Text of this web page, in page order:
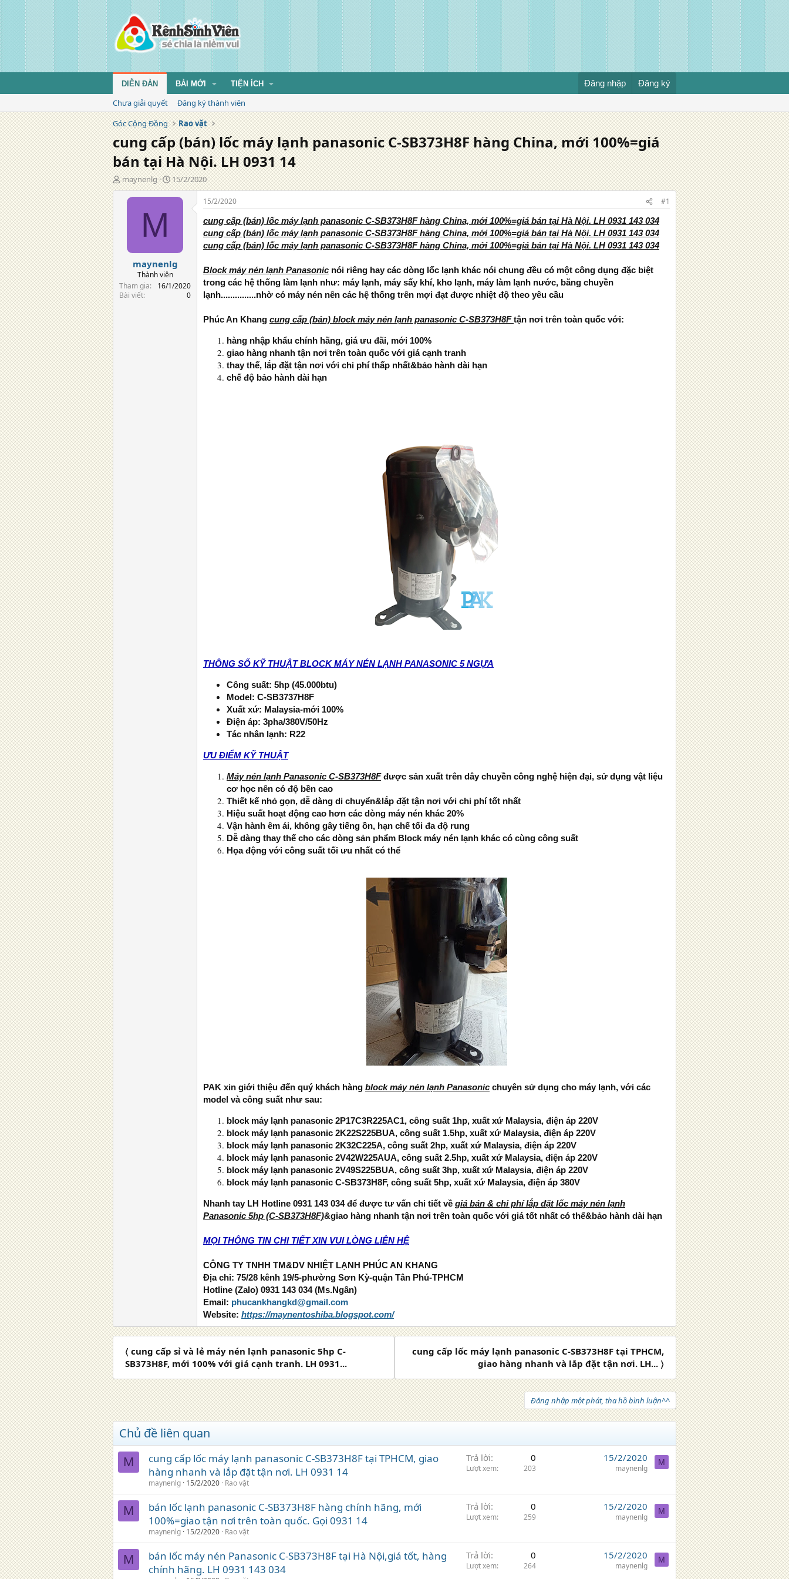
DIỄN ĐÀN BÀI MỚI TIỆN ÍCH Đăng nhập Đăng ký
Chưa giải quyết
Đăng ký thành viên
Góc Cộng Đồng
Rao vặt
cung cấp (bán) lốc máy lạnh panasonic C-SB373H8F hàng China, mới 100%=giá
bán tại Hà Nội. LH 0931 14
T
á
maynenlg
N
g
à
g
15/2/2020
M
maynenlg
Thành viên
Tham gia
16/1/2020
Bài viết
0
15/2/2020
#1
cung cấp (bán) lốc máy lạnh panasonic C-SB373H8F hàng China, mới 100%=giá bán tại Hà Nội. LH 0931 143 034
cung cấp (bán) lốc máy lạnh panasonic C-SB373H8F hàng China, mới 100%=giá bán tại Hà Nội. LH 0931 143 034
cung cấp (bán) lốc máy lạnh panasonic C-SB373H8F hàng China, mới 100%=giá bán tại Hà Nội. LH 0931 143 034
Block máy nén lạnh Panasonic nói riêng hay các dòng lốc lạnh khác nói chung đều có một công dụng đặc biệt
trong các hệ thống làm lạnh như: máy lạnh, máy sấy khí, kho lạnh, máy làm lạnh nước, băng chuyền
lạnh...............nhờ có máy nén nên các hệ thống trên mợi đạt được nhiệt độ theo yêu cầu
Phúc An Khang cung cấp (bán) block máy nén lạnh panasonic C-SB373H8F tận nơi trên toàn quốc với:
hàng nhập khẩu chính hãng, giá ưu đãi, mới 100%
giao hàng nhanh tận nơi trên toàn quốc với giá cạnh tranh
thay thế, lắp đặt tận nơi với chi phí thấp nhất&bảo hành dài hạn
chế độ bảo hành dài hạn
THÔNG SỐ KỸ THUẬT BLOCK MÁY NÉN LẠNH PANASONIC 5 NGỰA
Công suất: 5hp (45.000btu)
Model: C-SB3737H8F
Xuất xứ: Malaysia-mới 100%
Điện áp: 3pha/380V/50Hz
Tác nhân lạnh: R22
ƯU ĐIỂM KỸ THUẬT
Máy nén lạnh Panasonic C-SB373H8Fđược sản xuất trên dây chuyền công nghệ hiện đại, sử dụng vật liệu
cơ học nên có độ bền cao
Thiết kế nhỏ gọn, dễ dàng di chuyển&lắp đặt tận nơi với chi phí tốt nhất
Hiệu suất hoạt động cao hơn các dòng máy nén khác 20%
Vận hành êm ái, không gây tiếng ồn, hạn chế tối đa độ rung
Dễ dàng thay thế cho các dòng sản phẩm Block máy nén lạnh khác có cùng công suất
Họa động với công suất tối ưu nhất có thể
PAK xin giới thiệu đến quý khách hàng block máy nén lạnh Panasonic chuyên sử dụng cho máy lạnh, với các
model và công suất như sau:
block máy lạnh panasonic 2P17C3R225AC1, công suất 1hp, xuất xứ Malaysia, điện áp 220V
block máy lạnh panasonic 2K22S225BUA, công suất 1.5hp, xuất xứ Malaysia, điện áp 220V
block máy lạnh panasonic 2K32C225A, công suất 2hp, xuất xứ Malaysia, điện áp 220V
block máy lạnh panasonic 2V42W225AUA, công suất 2.5hp, xuất xứ Malaysia, điện áp 220V
block máy lạnh panasonic 2V49S225BUA, công suất 3hp, xuất xứ Malaysia, điện áp 220V
block máy lạnh panasonic C-SB373H8F, công suất 5hp, xuất xứ Malaysia, điện áp 380V
Nhanh tay LH Hotline 0931 143 034 để được tư vấn chi tiết về giá bán & chi phí lắp đặt lốc máy nén lạnh
Panasonic 5hp (C-SB373H8F)&giao hàng nhanh tận nơi trên toàn quốc với giá tốt nhất có thể&bảo hành dài hạn
MỌI THÔNG TIN CHI TIẾT XIN VUI LÒNG LIÊN HỆ
CÔNG TY TNHH TM&DV NHIỆT LẠNH PHÚC AN KHANG
Địa chỉ: 75/28 kênh 19/5-phường Sơn Kỳ-quận Tân Phú-TPHCM
Hotline (Zalo) 0931 143 034 (Ms.Ngân)
Email: phucankhangkd@gmail.com
Website: https://maynentoshiba.blogspot.com/
〈 cung cấp sỉ và lẻ máy nén lạnh panasonic 5hp C-
SB373H8F, mới 100% với giá cạnh tranh. LH 0931...
cung cấp lốc máy lạnh panasonic C-SB373H8F tại TPHCM,
giao hàng nhanh và lắp đặt tận nơi. LH... 〉
Đăng nhập một phát, tha hồ bình luận^^
Chủ đề liên quan
M
cung cấp lốc máy lạnh panasonic C-SB373H8F tại TPHCM, giao
hàng nhanh và lắp đặt tận nơi. LH 0931 14
maynenlg 15/2/2020 Rao vặt
Trả lời 0
Lượt xem 203
15/2/2020
maynenlg
M
M
bán lốc lạnh panasonic C-SB373H8F hàng chính hãng, mới
100%=giao tận nơi trên toàn quốc. Gọi 0931 14
maynenlg 15/2/2020 Rao vặt
Trả lời 0
Lượt xem 259
15/2/2020
maynenlg
M
M
bán lốc máy nén Panasonic C-SB373H8F tại Hà Nội,giá tốt, hàng
chính hãng. LH 0931 143 034
Trả lời 0
Lượt xem 264
15/2/2020
maynenlg
M